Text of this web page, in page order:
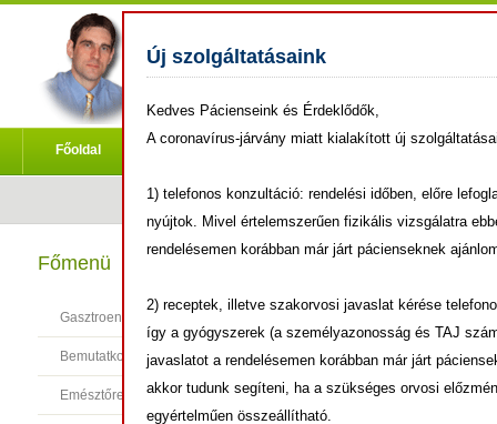
Új szolgáltatásaink
Kedves Pácienseink és Érdeklődők,
A coronavírus-járvány miatt kialakított új
1) telefonos konzultáció: rendelési időben, előre
nyújtok. Mivel értelemszerűen fizikális vizsgálatra
rendelésemen korábban már járt pácienseknek
2) receptek, illetve szakorvosi javaslat kérése
így a gyógyszerek (a személyazonosság és TAJ
javaslatot a rendelésemen korábban már járt
akkor tudunk segíteni, ha a szükséges orvosi
egyértelműen összeállítható.
Főoldal Bemutatkozás Bejelentkezés
Üdvözlöm
Dr. Juhász Márk
Orvosi
egyetem II.sz.
Főmenü
Gasztroenterológia
Bemutatkozás
Emésztőrendszeri panaszok